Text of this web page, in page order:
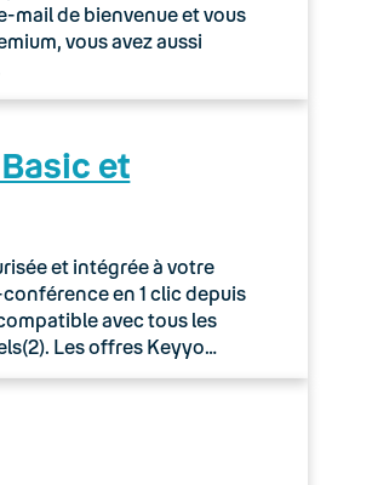
mail de bienvenue et vous
vous avez aussi
et
et intégrée à votre
en 1 clic depuis
avec tous les
Les offres Keyyo…